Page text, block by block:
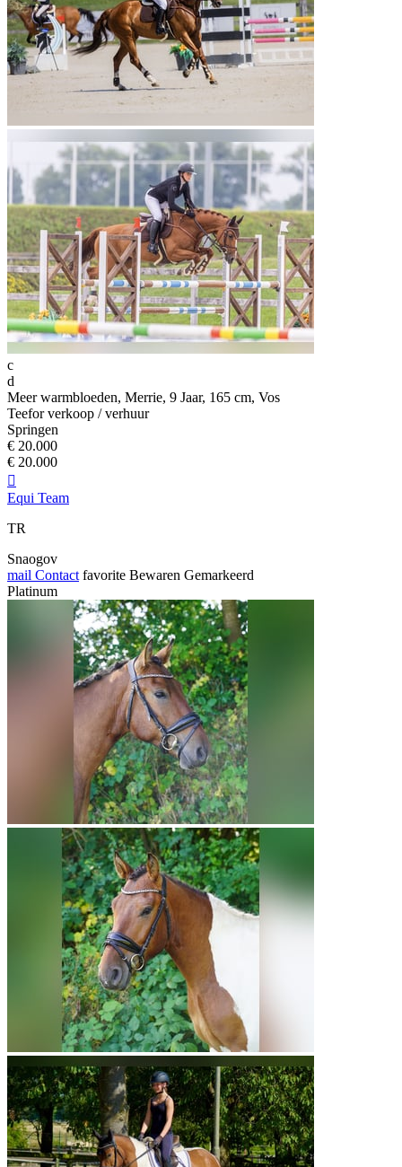
c
d
Meer warmbloeden, Merrie, 9 Jaar, 165 cm, Vos
Teefor verkoop / verhuur
Springen
€ 20.000
€ 20.000

Equi Team
TR
Snaogov
mail Contact favorite Bewaren Gemarkeerd
Platinum